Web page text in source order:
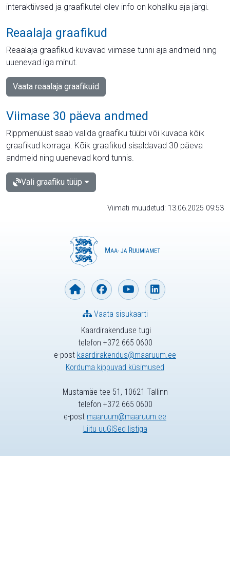
interaktiivsed ja graafikutel olev info on kohaliku aja järgi.
Reaalaja graafikud
Reaalaja graafikud kuvavad viimase tunni aja andmeid ning
uuenevad iga minut.
Vaata reaalaja graafikuid
Viimase 30 päeva andmed
Rippmenüüst saab valida graafiku tüübi või kuvada kõik
graafikud korraga. Kõik graafikud sisaldavad 30 päeva
andmeid ning uuenevad kord tunnis.
Vali graafiku tüüp
Viimati muudetud: 13.06.2025 09:53
Kaardirakenduse tugi
telefon +372 665 0600
e-post kaardirakendus@maaruum.ee
Korduma kippuvad küsimused
Vaata sisukaarti
Mustamäe tee 51, 10621 Tallinn
telefon +372 665 0600
e-post maaruum@maaruum.ee
Liitu uuGISed listiga